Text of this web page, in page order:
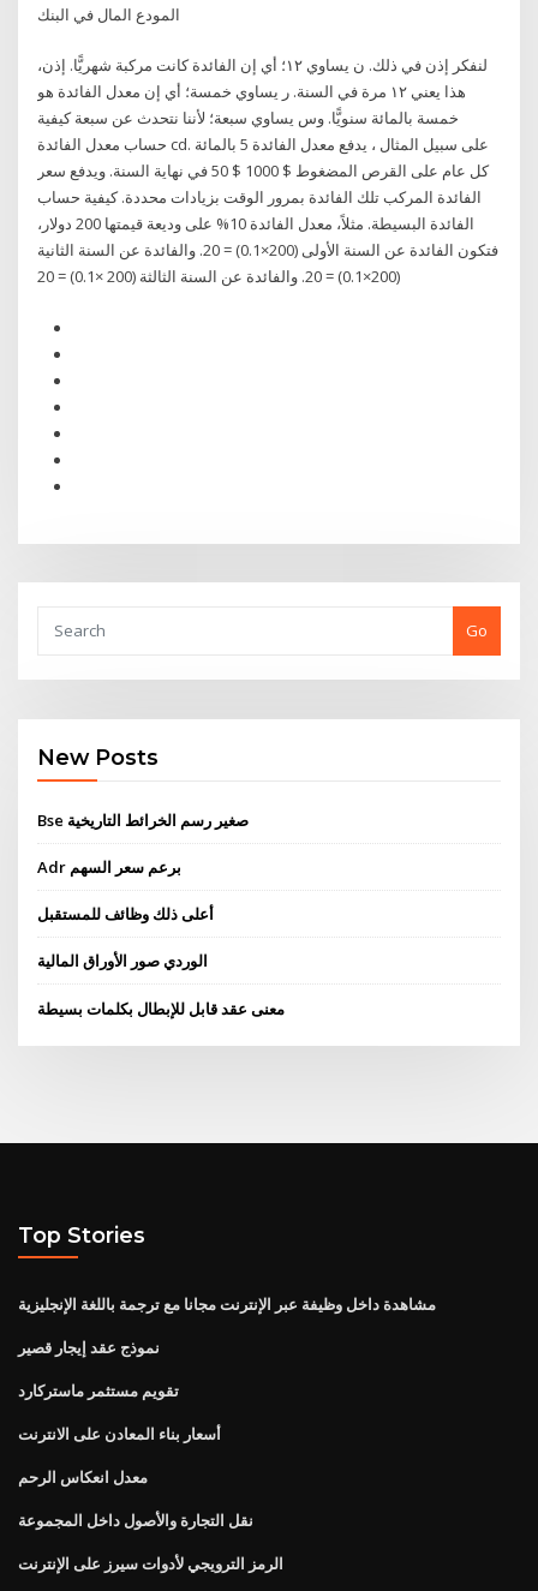
المودع المال في البنك
لنفكر إذن في ذلك. ‏ﻥ يساوي ١٢؛ أي إن الفائدة كانت مركبة شهريًّا. إذن،
هذا يعني ١٢ مرة في السنة. ‏ﺭ يساوي خمسة؛ أي إن معدل الفائدة هو
خمسة بالمائة سنويًّا. وﺱ يساوي سبعة؛ لأننا نتحدث عن سبعة كيفية
حساب معدل الفائدة cd. على سبيل المثال ، يدفع معدل الفائدة 5 بالمائة
كل عام على القرص المضغوط $ 1000 $ 50 في نهاية السنة. ويدفع سعر
الفائدة المركب تلك الفائدة بمرور الوقت بزيادات محددة. كيفية حساب
الفائدة البسيطة. مثلاً، معدل الفائدة 10% على وديعة قيمتها 200 دولار،
فتكون الفائدة عن السنة الأولى (200×0.1) = 20. والفائدة عن السنة الثانية
(200×0.1) = 20. والفائدة عن السنة الثالثة (200 ×0.1) = 20
Go
New Posts
Bse صغير رسم الخرائط التاريخية
Adr برعم سعر السهم
أعلى ذلك وظائف للمستقبل
الوردي صور الأوراق المالية
معنى عقد قابل للإبطال بكلمات بسيطة
Top Stories
مشاهدة داخل وظيفة عبر الإنترنت مجانا مع ترجمة باللغة الإنجليزية
نموذج عقد إيجار قصير
تقويم مستثمر ماستركارد
أسعار بناء المعادن على الانترنت
معدل انعكاس الرحم
نقل التجارة والأصول داخل المجموعة
الرمز الترويجي لأدوات سيرز على الإنترنت